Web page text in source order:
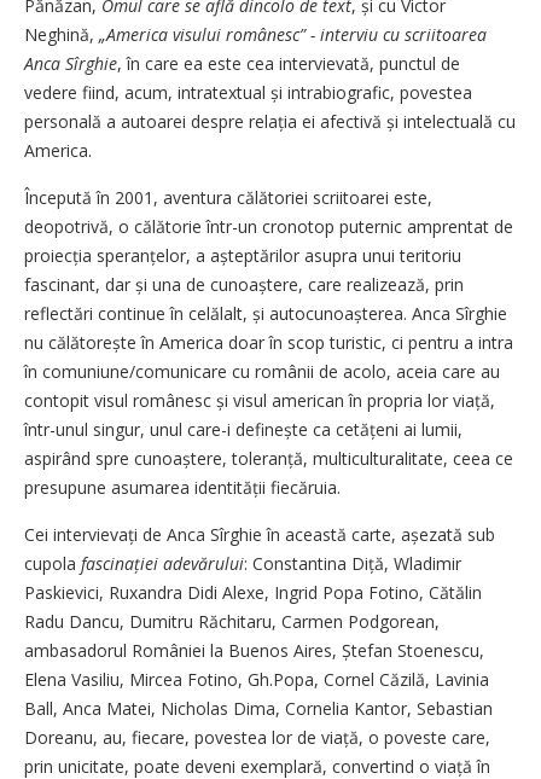
Pănăzan, Omul care se află dincolo de text, și cu Victor
Neghină, „America visului românesc” - interviu cu scriitoarea
Anca Sîrghie, în care ea este cea intervievată, punctul de
vedere fiind, acum, intratextual și intrabiografic, povestea
personală a autoarei despre relația ei afectivă și intelectuală cu
America.
Începută în 2001, aventura călătoriei scriitoarei este,
deopotrivă, o călătorie într-un cronotop puternic amprentat de
proiecția spe­ranțelor, a așteptărilor asupra unui teritoriu
fascinant, dar și una de cunoaștere, care realizează, prin
reflectări continue în celălalt, și autocunoașterea. Anca Sîrghie
nu călătorește în America doar în scop turistic, ci pentru a intra
în comuniune/comunicare cu românii de acolo, aceia care au
contopit visul românesc și visul american în propria lor viață,
într-unul singur, unul care-i definește ca cetățeni ai lumii,
aspirând spre cunoaștere, toleranță, multiculturalitate, ceea ce
presupune asumarea iden­tității fiecăruia.
Cei intervievați de Anca Sîrghie în această carte, așezată sub
cupola fascinației adevărului: Constantina Diță, Wladimir
Paskievici, Ruxandra Didi Alexe, Ingrid Popa Fotino, Cătălin
Radu Dancu, Dumitru Răchitaru, Carmen Podgorean,
ambasadorul României la Buenos Aires, Ștefan Stoenescu,
Elena Vasiliu, Mircea Fotino, Gh.Popa, Cornel Căzilă, Lavinia
Ball, Anca Matei, Nicholas Dima, Cornelia Kantor, Sebastian
Doreanu, au, fiecare, povestea lor de viață, o poveste care,
prin unicitate, poate deveni exemplară, convertind o viață în